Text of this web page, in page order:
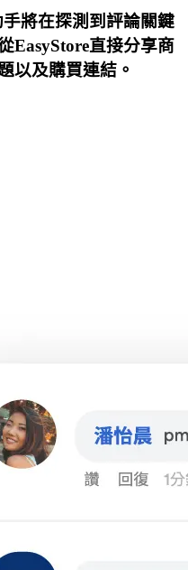
將在探測到評論關鍵
EasyStore直接分享商
以及購買連結。